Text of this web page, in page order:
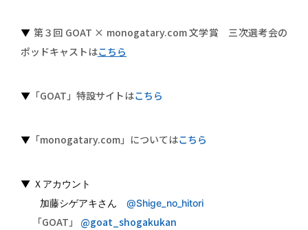
▼ 第３回 GOAT × monogatary.com 文学賞 三次選考会の
ポッドキャストはこちら
▼ 「GOAT」特設サイトはこちら
▼ 「monogatary.com」についてはこちら
▼ Ｘアカウント
加藤シゲアキさん @Shige_no_hitori
「GOAT」 @goat_shogakukan